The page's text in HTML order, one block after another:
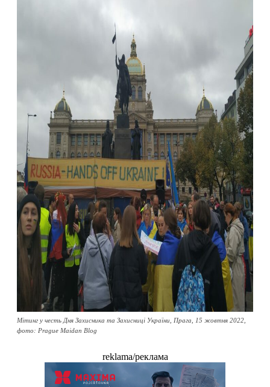
Мітинг у честь Дня Захисника та Захисниці України, Прага, 15 жовтня 2022,
фото: Prague Maidan Blog
reklama/реклама